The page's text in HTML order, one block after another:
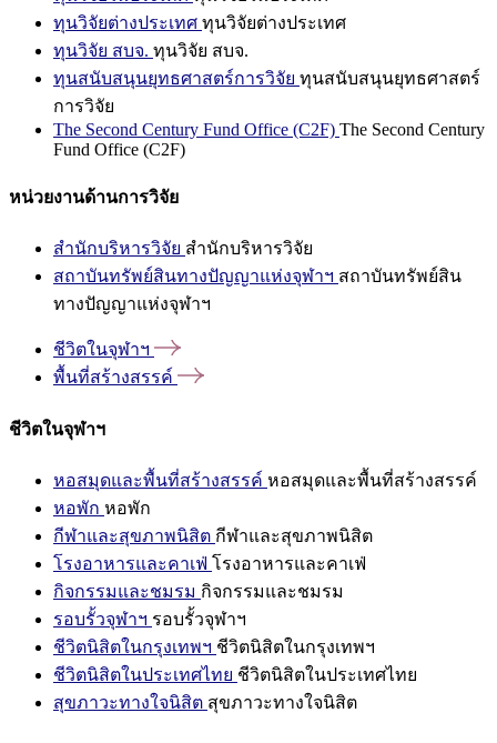
ทุนวิจัยต่างประเทศ ทุนวิจัยต่างประเทศ
ทุนวิจัย สบจ. ทุนวิจัย สบจ.
ทุนสนับสนุนยุทธศาสตร์การวิจัย ทุนสนับสนุนยุทธศาสตร์
การวิจัย
The Second Century Fund Office (C2F) The Second Century
Fund Office (C2F)
หน่วยงานด้านการวิจัย
สำนักบริหารวิจัย สำนักบริหารวิจัย
สถาบันทรัพย์สินทางปัญญาแห่งจุฬาฯ สถาบันทรัพย์สิน
ทางปัญญาแห่งจุฬาฯ
ชีวิตในจุฬาฯ
พื้นที่สร้างสรรค์
ชีวิตในจุฬาฯ
หอสมุดและพื้นที่สร้างสรรค์ หอสมุดและพื้นที่สร้างสรรค์
หอพัก หอพัก
กีฬาและสุขภาพนิสิต กีฬาและสุขภาพนิสิต
โรงอาหารและคาเฟ่ โรงอาหารและคาเฟ่
กิจกรรมและชมรม กิจกรรมและชมรม
รอบรั้วจุฬาฯ รอบรั้วจุฬาฯ
ชีวิตนิสิตในกรุงเทพฯ ชีวิตนิสิตในกรุงเทพฯ
ชีวิตนิสิตในประเทศไทย ชีวิตนิสิตในประเทศไทย
สุขภาวะทางใจนิสิต สุขภาวะทางใจนิสิต